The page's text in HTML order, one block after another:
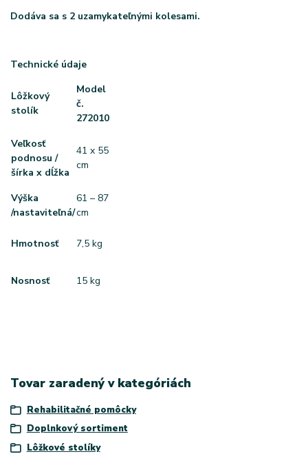
Dodáva sa s 2 uzamykateľnými kolesami.
Technické údaje
Lôžkový
stolík
Model
č.
272010
Veľkosť
podnosu /
šírka x dĺžka
41 x 55
cm
Výška
/nastaviteľná/
61 – 87
cm
Hmotnosť 7,5 kg
Nosnosť 15 kg
Tovar zaradený v kategóriách
Rehabilitačné pomôcky
Doplnkový sortiment
Lôžkové stolíky